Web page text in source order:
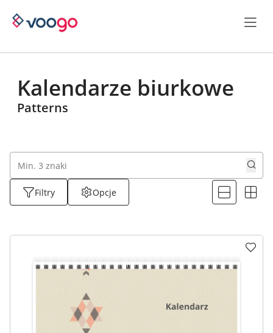
Kalendarze biurkowe
Patterns
Filtry Opcje